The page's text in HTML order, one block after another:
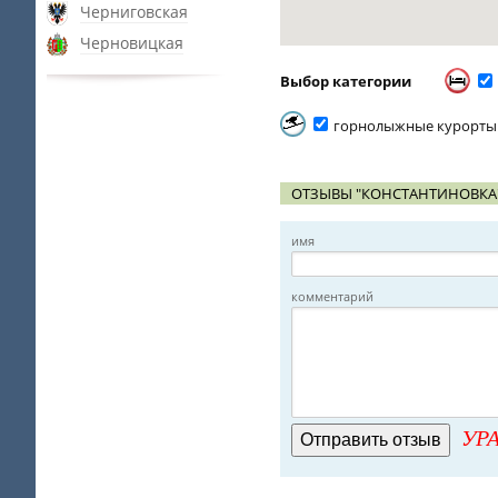
Черниговская
Черновицкая
Выбор категории
горнолыжные курорты
ОТЗЫВЫ
имя
комментарий